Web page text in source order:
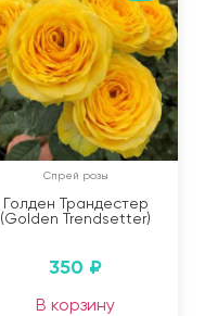
Спрей розы
Голден Трандестер
(Golden Trendsetter)
350 ₽
В корзину